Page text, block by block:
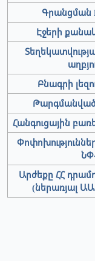
Գրանցման
Էջերի
Բնագրի
Հանգուցային
Արժեքը ՀՀ
(ներառյալ